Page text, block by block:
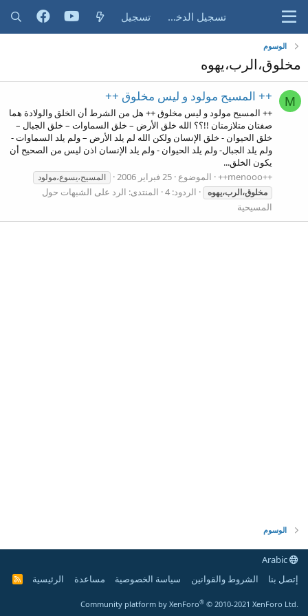
تسجيل الدخول تسجيل
الوسوم
مخلوق،الرب،يهوه
M ++ المسيح مولود و ليس مخلوق ++
++ المسيح مولود و ليس مخلوق ++ هل من الشرط أن الخلق والولادة هما
صفتان متلازمتان !!؟؟ الله خلق الأرض – خلق السماوات – خلق الجبال –
خلق الحيوان - خلق الإنسان ولكن الله لم يلد الأرض – ولم يلد السماوات -
ولم يلد الجبال- ولم يلد الحيوان - ولم يلد الإنسان اذن ليس من الصحيح أن
يكون الخلق...
++menooo++ الموضوع 25 فبراير 2006
المسيح،يسوع،مولود
مخلوق،الرب،يهوه
الردود: 4 المنتدى: الرد على الشبهات حول
المسيحية
الوسوم
إتصل بنا
الشروط والقوانين سياسة الخصوصية مساعدة الرئيسية
R
Community platform by XenForo® © 2010-2021 XenForo Ltd.